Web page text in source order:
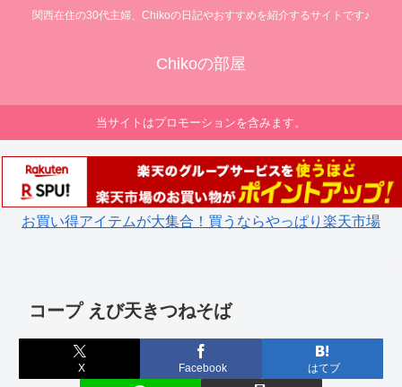
関西在住の30代主婦、Chikoの日記やおすすめを紹介するサイトです♪
Chikoの部屋
当サイトはプロモーションを含みます。
お買い得アイテムが大集合！買うならやっぱり楽天市場
コープ えび天きつねそば
X Facebook はてブ